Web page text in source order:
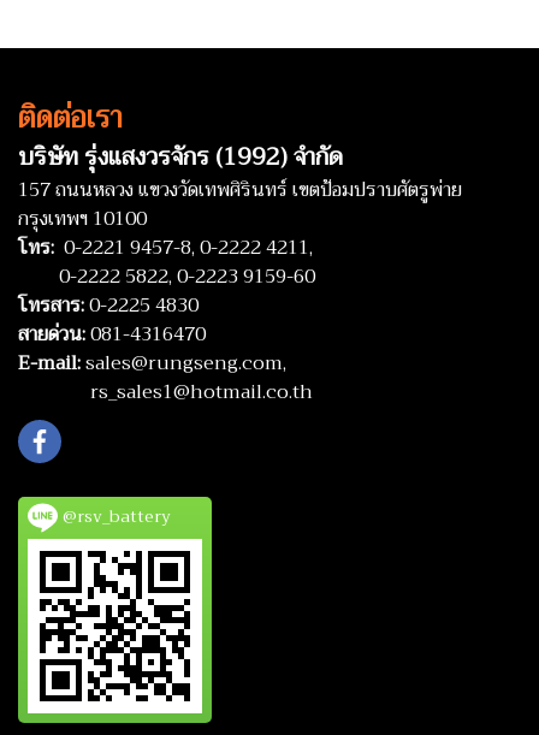
ติดต่อเรา
บริษัท รุ่งแสงวรจักร (1992) จำกัด
157 ถนนหลวง แขวงวัดเทพศิรินทร์ เขตป้อมปราบศัตรูพ่าย
กรุงเทพฯ 10100
โทร: 0-2221 9457-8,0-2222 4211,
0-2222 5822,0-2223 9159-60
โทรสาร:0-2225 4830
สายด่วน:081-4316470
E-mail:sales@rungseng.com,
rs_sales1@hotmail.co.th
@rsv_battery